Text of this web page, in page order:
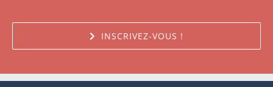
INSCRIVEZ-VOUS !